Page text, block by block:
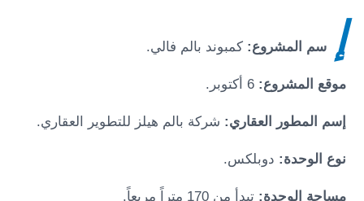
إ سم المشروع:كمبوند بالم فالي.
موقع المشروع:6 أكتوبر .
إسم المطور العقاري: شركة بالم هيلز للتطوير العقاري.
نوع الوحدة: دوبلكس.
مساحة الوحدة:تبدأ من 170 متراً مربعاً.